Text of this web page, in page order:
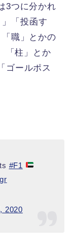
3つに分かれ
「投函す
職」とかの
「柱」とか
ゴールポス
#F1
2020